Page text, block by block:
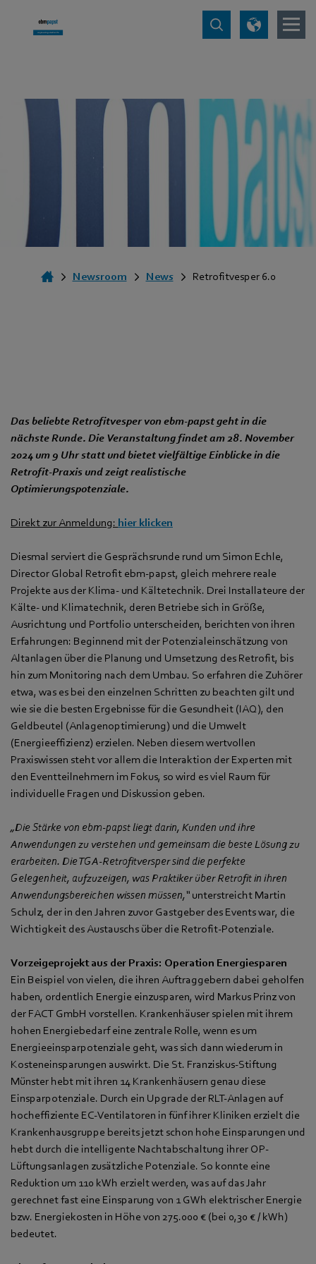
Newsroom News Retrofitvesper 6.0
Das beliebte Retrofitvesper von ebm‑papst geht in die
nächste Runde. Die Veranstaltung findet am 28. November
2024 um 9 Uhr statt und bietet vielfältige Einblicke in die
Retrofit-Praxis und zeigt realistische
Optimierungspotenziale.
Direkt zur Anmeldung: hier klicken
Diesmal serviert die Gesprächsrunde rund um Simon Echle,
Director Global Retrofit ebm‑papst, gleich mehrere reale
Projekte aus der Klima- und Kältetechnik. Drei Installateure der
Kälte- und Klimatechnik, deren Betriebe sich in Größe,
Ausrichtung und Portfolio unterscheiden, berichten von ihren
Erfahrungen: Beginnend mit der Potenzialeinschätzung von
Altanlagen über die Planung und Umsetzung des Retrofit, bis
hin zum Monitoring nach dem Umbau. So erfahren die Zuhörer
etwa, was es bei den einzelnen Schritten zu beachten gilt und
wie sie die besten Ergebnisse für die Gesundheit (IAQ), den
Geldbeutel (Anlagenoptimierung) und die Umwelt
(Energieeffizienz) erzielen. Neben diesem wertvollen
Praxiswissen steht vor allem die Interaktion der Experten mit
den Eventteilnehmern im Fokus, so wird es viel Raum für
individuelle Fragen und Diskussion geben.
„Die Stärke von ebm‑papst liegt darin, Kunden und ihre
Anwendungen zu verstehen und gemeinsam die beste Lösung zu
erarbeiten. Die TGA-Retrofitversper sind die perfekte
Gelegenheit, aufzuzeigen, was Praktiker über Retrofit in ihren
Anwendungsbereichen wissen müssen,“ unterstreicht Martin
Schulz, der in den Jahren zuvor Gastgeber des Events war, die
Wichtigkeit des Austauschs über die Retrofit-Potenziale.
Vorzeigeprojekt aus der Praxis: Operation Energiesparen
Ein Beispiel von vielen, die ihren Auftraggebern dabei geholfen
haben, ordentlich Energie einzusparen, wird Markus Prinz von
der FACT GmbH vorstellen. Krankenhäuser spielen mit ihrem
hohen Energiebedarf eine zentrale Rolle, wenn es um
Energieeinsparpotenziale geht, was sich dann wiederum in
Kosteneinsparungen auswirkt. Die St. Franziskus-Stiftung
Münster hebt mit ihren 14 Krankenhäusern genau diese
Einsparpotenziale. Durch ein Upgrade der RLT-Anlagen auf
hocheffiziente EC-Ventilatoren in fünf ihrer Kliniken erzielt die
Krankenhausgruppe bereits jetzt schon hohe Einsparungen und
hebt durch die intelligente Nachtabschaltung ihrer OP-
Lüftungsanlagen zusätzliche Potenziale. So konnte eine
Reduktion um 110 kWh erzielt werden, was auf das Jahr
gerechnet fast eine Einsparung von 1 GWh elektrischer Energie
bzw. Energiekosten in Höhe von 275.000 € (bei 0,30 € / kWh)
bedeutet.